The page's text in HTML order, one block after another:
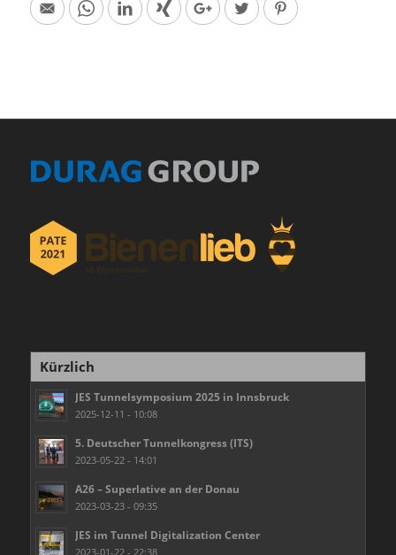
Kürzlich
JES Tunnelsymposium 2025 in Innsbruck
2025-12-11 - 10:08
5. Deutscher Tunnelkongress (ITS)
2023-05-22 - 14:01
A26 – Superlative an der Donau
2023-03-23 - 09:35
JES im Tunnel Digitalization Center
2023-01-22 - 22:38